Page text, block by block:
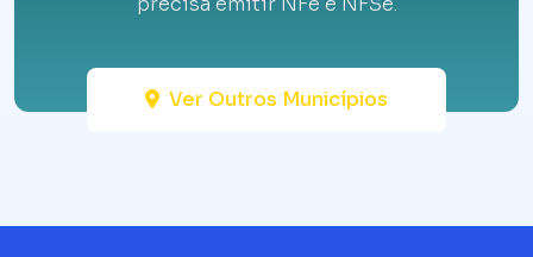
Ver Outros Municípios